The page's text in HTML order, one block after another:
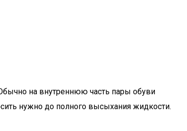
на внутреннюю часть пары обуви
нужно до полного высыхания жидкости.